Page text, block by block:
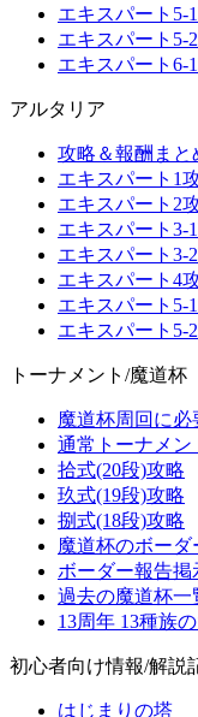
エキスパート5-
エキスパート5-
エキスパート6-
アルタリア
攻略＆報酬まと
エキスパート1
エキスパート2
エキスパート3-
エキスパート3-
エキスパート4
エキスパート5-
エキスパート5-
トーナメント/魔道杯
魔道杯周回に必
通常トーナメン
拾式(20段)攻略
玖式(19段)攻略
捌式(18段)攻略
魔道杯のボーダ
ボーダー報告掲
過去の魔道杯一
13周年 13種族
初心者向け情報/解説
はじまりの塔